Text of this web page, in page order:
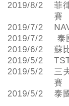
2019/8/2
菲
賽
2019/7/2
2019/7/2
泰
2019/6/2
蘇
2019/5/2
2019/5/2
三
賽
2019/5/2 泰